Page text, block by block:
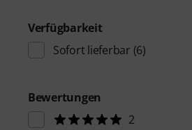
Verfügbarkeit
Sofort lieferbar (6)
Bewertungen
2